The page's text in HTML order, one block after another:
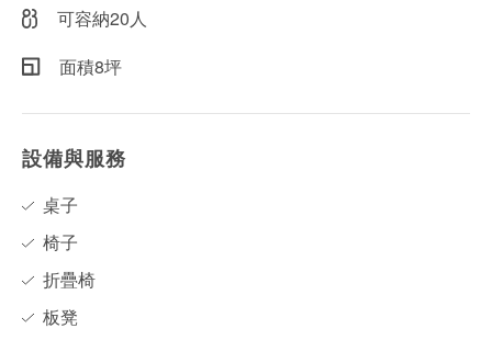
可容納20人
面積8坪
設備與服務
桌子
椅子
折疊椅
板凳